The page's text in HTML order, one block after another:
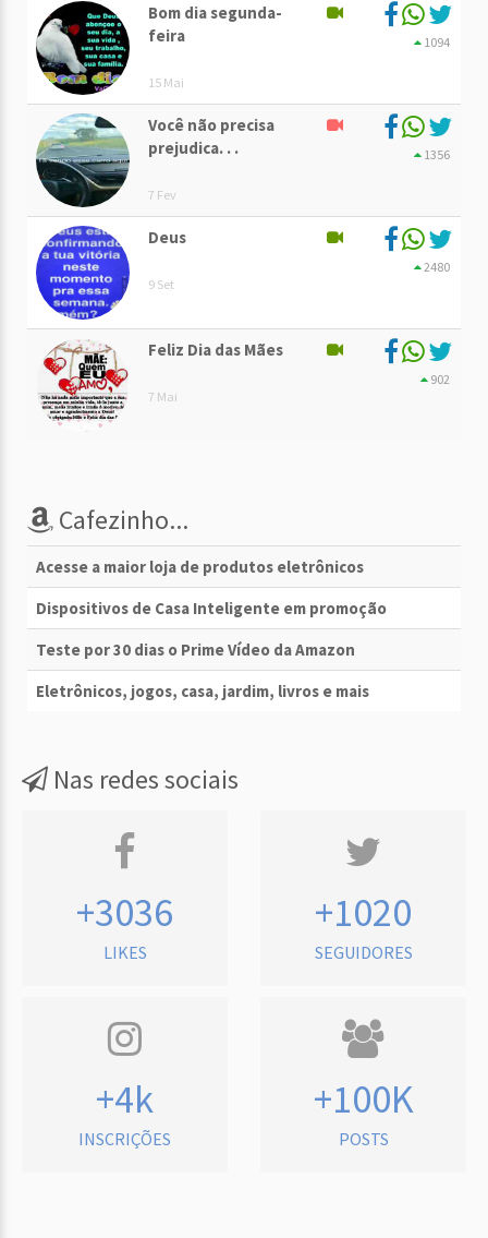
Bom dia segunda-
feira
15 Mai
1094
Você não precisa
prejudica. . .
7 Fev
1356
Deus
9 Set
2480
Feliz Dia das Mães
7 Mai
902
Cafezinho...
Acesse a maior loja de produtos eletrônicos
Dispositivos de Casa Inteligente em promoção
Teste por 30 dias o Prime Vídeo da Amazon
Eletrônicos, jogos, casa, jardim, livros e mais
Nas redes sociais
+3036
LIKES
+1020
SEGUIDORES
+4k
INSCRIÇÕES
+100K
POSTS